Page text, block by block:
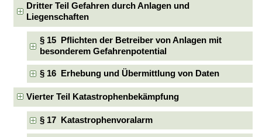
Dritter Teil Gefahren durch Anlagen und
Liegenschaften
§ 15 Pflichten der Betreiber von Anlagen mit
besonderem Gefahrenpotential
§ 16 Erhebung und Übermittlung von Daten
Vierter Teil Katastrophenbekämpfung
§ 17 Katastrophenvoralarm